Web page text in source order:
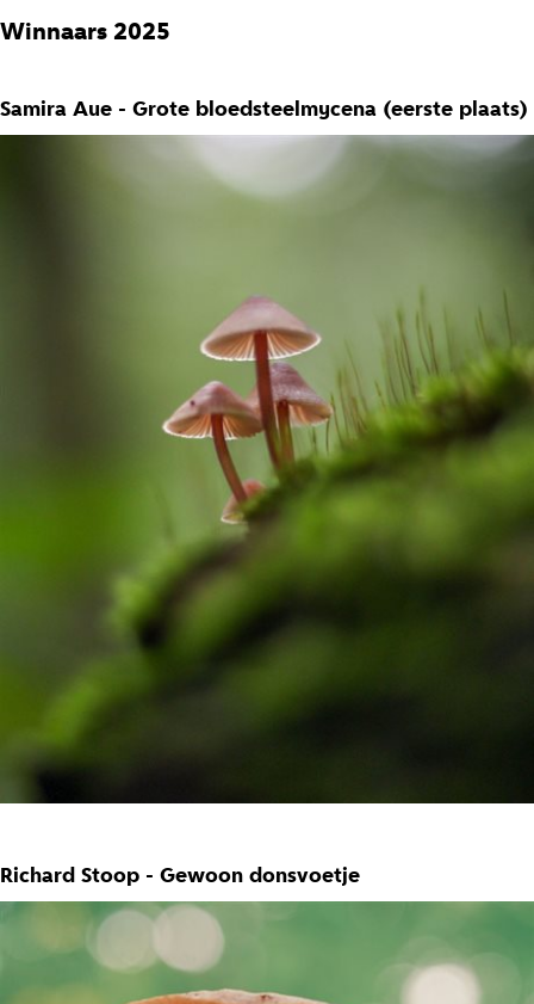
Winnaars 2025
Samira Aue - Grote bloedsteelmycena (eerste plaats)
Richard Stoop - Gewoon donsvoetje